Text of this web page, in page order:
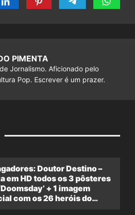
PIMENTA
Jornalismo. Aficionado pelo
Pop. Escrever é um prazer.
Doutor Destino –
em HD todos os 3 pôsteres
+ 1 imagem
com os 26 heróis do